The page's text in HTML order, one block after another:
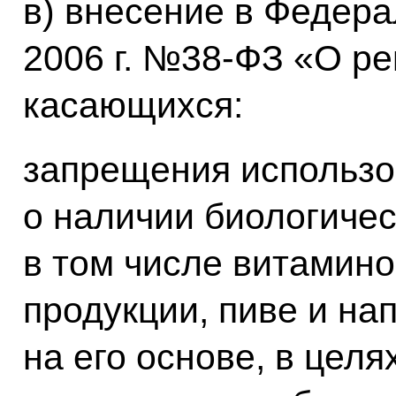
в) внесение в
2006 г. №38-ФЗ «О
касающихся:
запрещения
о наличии
в том числе
продукции, пиве и
на его основе, в